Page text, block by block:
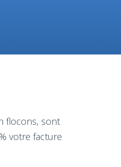
flocons, sont
votre facture